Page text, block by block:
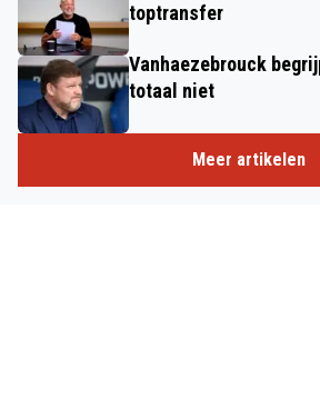
toptransfer
Vanhaezebrouck
totaal niet
Meer artikelen